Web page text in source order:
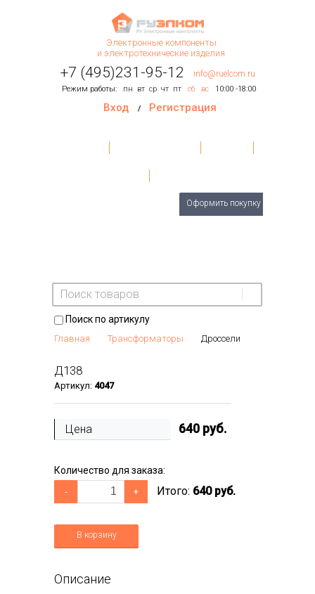
Электронные компоненты
и электротехнические изделия
+7 (495)231-95-12 info@ruelcom.ru
Режим работы: пн вт ср чт пт сб вс 10:00 -18:00
Вход / Регистрация
Оформить покупку
Поиск по артикулу
Главная Трансформаторы Дроссели
Д138
Артикул: 4047
Цена 640 руб.
Количество для заказа:
- + Итого: 640 руб.
В корзину
Описание